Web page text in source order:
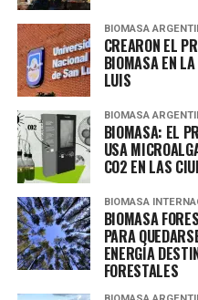
BIOMASA
CREARON EL
BIOMASA EN
LUIS
BIOMASA
BIOMASA: EL
USA
CO2 EN LAS
BIOMASA
BIOMASA
PARA
ENERGÍA
FORESTALES